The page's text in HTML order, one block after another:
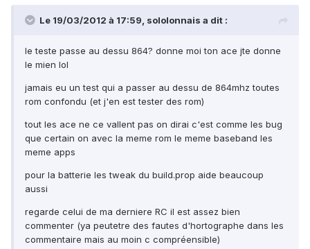
Le 19/03/2012 à 17:59, sololonnais a dit :
le teste passe au dessu 864? donne moi ton ace jte donne
le mien lol
jamais eu un test qui a passer au dessu de 864mhz toutes
rom confondu (et j'en est tester des rom)
tout les ace ne ce vallent pas on dirai c'est comme les bug
que certain on avec la meme rom le meme baseband les
meme apps
pour la batterie les tweak du build.prop aide beaucoup
aussi
regarde celui de ma derniere RC il est assez bien
commenter (ya peutetre des fautes d'hortographe dans les
commentaire mais au moin c compréensible)